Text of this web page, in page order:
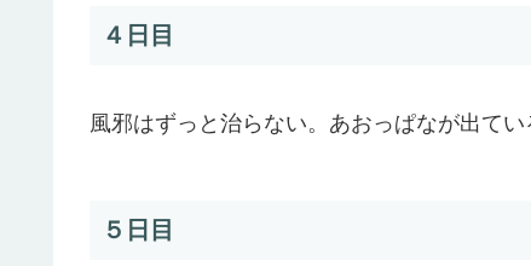
４日目
風邪はずっと治らない。あおっぱなが出てい
５日目